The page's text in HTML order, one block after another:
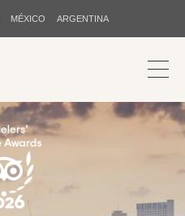
MÉXICO ARGENTINA